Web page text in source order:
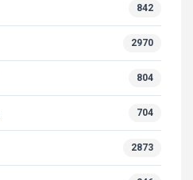
842
2970
804
704
2873